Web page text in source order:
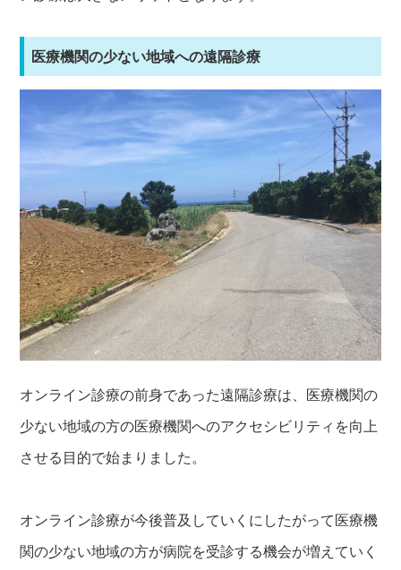
医療機関の少ない地域への遠隔診療
オンライン診療の前身であった遠隔診療は、医療機関の
少ない地域の方の医療機関へのアクセシビリティを向上
させる目的で始まりました。
オンライン診療が今後普及していくにしたがって医療機
関の少ない地域の方が病院を受診する機会が増えていく